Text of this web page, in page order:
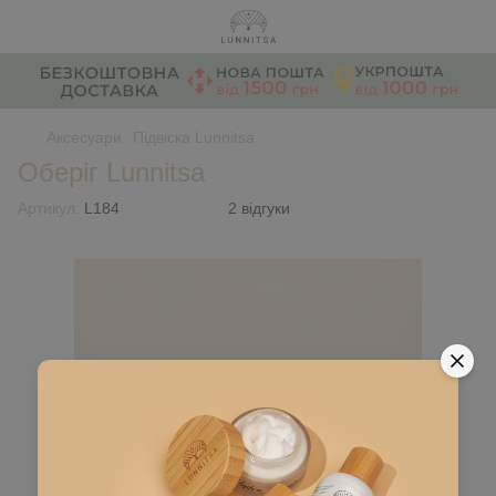
Оберіг Lunnitsa
L184 2 відгуки